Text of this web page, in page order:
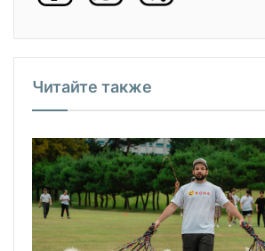
Читайте также